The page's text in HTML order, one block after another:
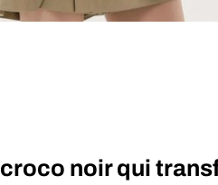
noir qui